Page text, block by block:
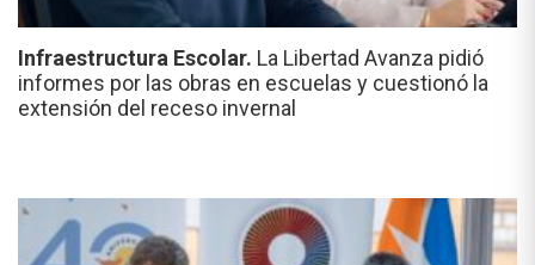
Infraestructura Escolar. La Libertad Avanza pidió
informes por las obras en escuelas y cuestionó la
extensión del receso invernal